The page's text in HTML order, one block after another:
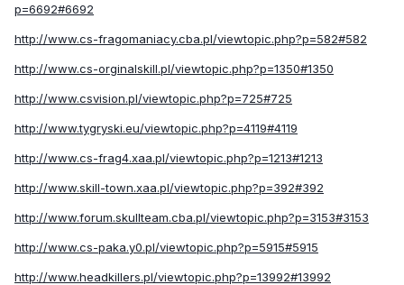
p=6692#6692
http://www.cs-fragomaniacy.cba.pl/viewtopic.php?p=582#582
http://www.cs-orginalskill.pl/viewtopic.php?p=1350#1350
http://www.csvision.pl/viewtopic.php?p=725#725
http://www.tygryski.eu/viewtopic.php?p=4119#4119
http://www.cs-frag4.xaa.pl/viewtopic.php?p=1213#1213
http://www.skill-town.xaa.pl/viewtopic.php?p=392#392
http://www.forum.skullteam.cba.pl/viewtopic.php?p=3153#3153
http://www.cs-paka.y0.pl/viewtopic.php?p=5915#5915
http://www.headkillers.pl/viewtopic.php?p=13992#13992